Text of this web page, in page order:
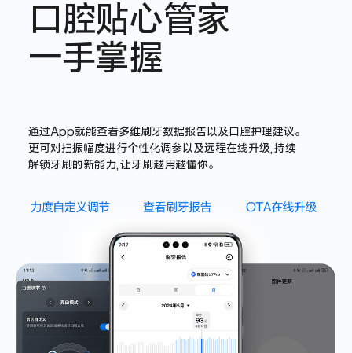
口腔贴心管家
一手掌握
通过App就能查看多维刷牙数据报告以及口腔护理建议。
更可对扫振幅度进行个性化调参以及远程在线升级,持续
解锁牙刷的新能力,让牙刷越用越懂你。